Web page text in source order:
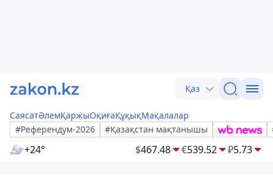
Қаз
СаясатӘлемҚаржыОқиғаҚұқықМақалалар
#Референдум-2026
#Қазақстан мақтанышы
+24° $467.48 €539.52 ₽5.73